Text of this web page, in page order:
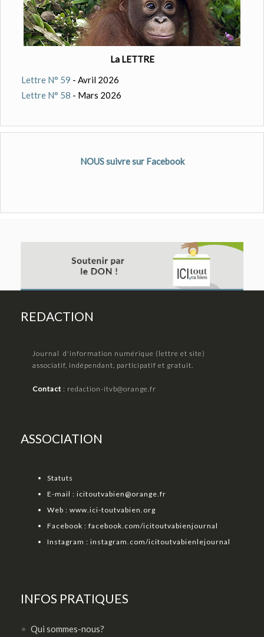
La LETTRE
Lettre N° 59 - Avril 2026
Lettre N° 58 - Mars 2026
NOUS suivre sur Facebook
REDACTION
Journal d'information numérique (lettre et site)
associatif, indépendant, participatif et gratuit.
Contact : redaction-itvb@orange.fr
ASSOCIATION
Statuts
E-mail : icitoutvabien@orange.fr
Web : www.ici-toutvabien.org
Facebook : facebook.com/icitoutvabienjournal
Instagram : instagram.com/icitoutvabienlejournal
INFOS PRATIQUES
Qui sommes-nous?